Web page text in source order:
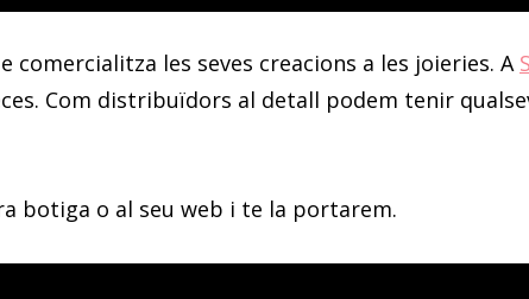
comercialitza les seves creacions a les joieries. A
Com distribuïdors al detall podem tenir
botiga o al seu web i te la portarem.